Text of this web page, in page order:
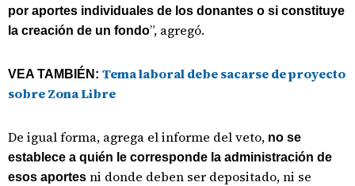
por aportes individuales de los donantes o si constituye
la creación de un fondo”, agregó.
VEA TAMBIÉN: Tema laboral debe sacarse de proyecto
sobre Zona Libre
De igual forma, agrega el informe del veto, no se
establece a quién le corresponde la administración de
esos aportes ni donde deben ser depositado, ni se